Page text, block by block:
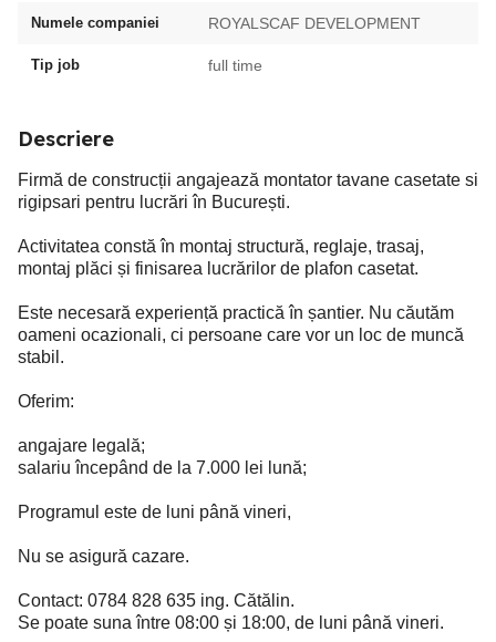
Numele companiei ROYALSCAF DEVELOPMENT
Tip job full time
Descriere
Firmă de construcții angajează montator tavane casetate si
rigipsari pentru lucrări în București.
Activitatea constă în montaj structură, reglaje, trasaj,
montaj plăci și finisarea lucrărilor de plafon casetat.
Este necesară experiență practică în șantier. Nu căutăm
oameni ocazionali, ci persoane care vor un loc de muncă
stabil.
Oferim:
angajare legală;
salariu începând de la 7.000 lei lună;
Programul este de luni până vineri,
Nu se asigură cazare.
Contact: 0784 828 635 ing. Cătălin.
Se poate suna între 08:00 și 18:00, de luni până vineri.